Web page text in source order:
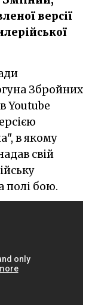
версії
Збройних
Youtube
в якому
свій
полі бою.